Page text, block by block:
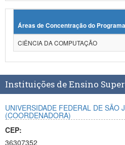
Áreas de Concentração do Programa
CIÊNCIA DA COMPUTAÇÃO
Instituições de Ensino
UNIVERSIDADE FEDERAL DE SÃO
(COORDENADORA)
CEP:
36307352